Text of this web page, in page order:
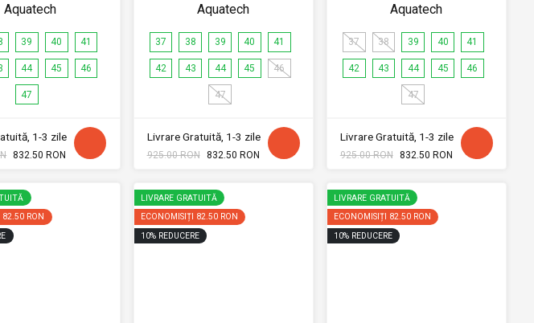
Aquatech
39 40 41
44 45 46
47
1-3 zile
832.50 RON
Aquatech
37 38 39 40 41
42 43 44 45 46
47
Livrare Gratuită, 1-3 zile
925.00 RON 832.50 RON
Aquatech
37 38 39 40 41
42 43 44 45 46
47
Livrare Gratuită, 1-3 zile
925.00 RON 832.50 RON
82.50 RON
LIVRARE GRATUITĂ
ECONOMISIȚI 82.50 RON
10% REDUCERE
LIVRARE GRATUITĂ
ECONOMISIȚI 82.50 RON
10% REDUCERE